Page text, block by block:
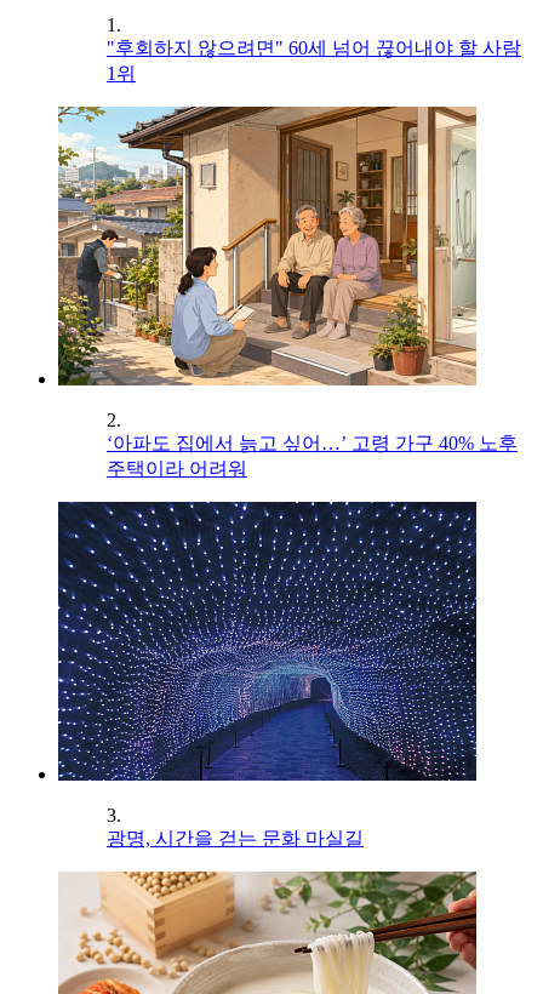
1.
"후회하지 않으려면" 60세 넘어 끊어내야 할 사람
1위
2.
‘아파도 집에서 늙고 싶어…’ 고령 가구 40% 노후
주택이라 어려워
3.
광명, 시간을 걷는 문화 마실길